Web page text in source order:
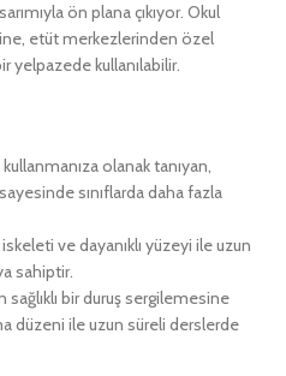
ön plana çıkıyor. Okul
etüt merkezlerinden özel
yelpazede kullanılabilir.
olanak tanıyan,
sınıflarda daha fazla
ve dayanıklı yüzeyi ile uzun
sahiptir.
sağlıklı bir duruş sergilemesine
düzeni ile uzun süreli derslerde